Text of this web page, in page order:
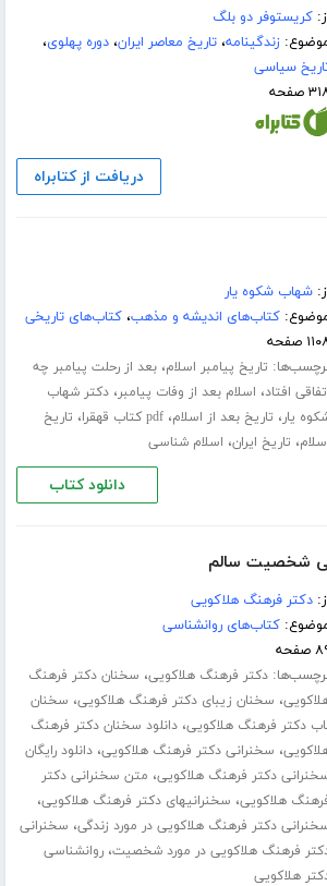
کریستوفر دو بلگ
زندگینامه،تاریخ معاصر ایران،دوره پهلوی،
سیاسی
صفحه
دریافت از کتابراه
شهاب شکوه یار
کتاب‌های اندیشه و مذهب،کتاب‌های تاریخی
صفحه
تاریخ پیامبر اسلام،بعد از رحلت پیامبر چه
افتاد، اسلام بعد از وفات پیامبر،دکتر شهاب
یار، تاریخ بعد از اسلام،pdf کتاب قهقرا ، تاریخ
، تاریخ ایران، اسلام شناسی
دانلود کتاب
شخصیت سالم
دکتر فرهنگ هلاکویی
کتاب‌های روانشناسی
دکتر فرهنگ هلاکویی، سخنان دکتر فرهنگ
، سخنان زیبای دکتر فرهنگ هلاکویی، سخنان
دکتر فرهنگ هلاکویی،دانلود سخنان دکتر فرهنگ
، سخنرانی دکتر فرهنگ هلاکویی،دانلود رایگان
دکتر فرهنگ هلاکویی، متن سخنرانی دکتر
هلاکویی، سخنرانیهای دکتر فرهنگ هلاکویی،
دکتر فرهنگ هلاکویی در مورد زندگی، سخنرانی
فرهنگ هلاکویی در مورد شخصیت،روانشناسی
هلاکویی